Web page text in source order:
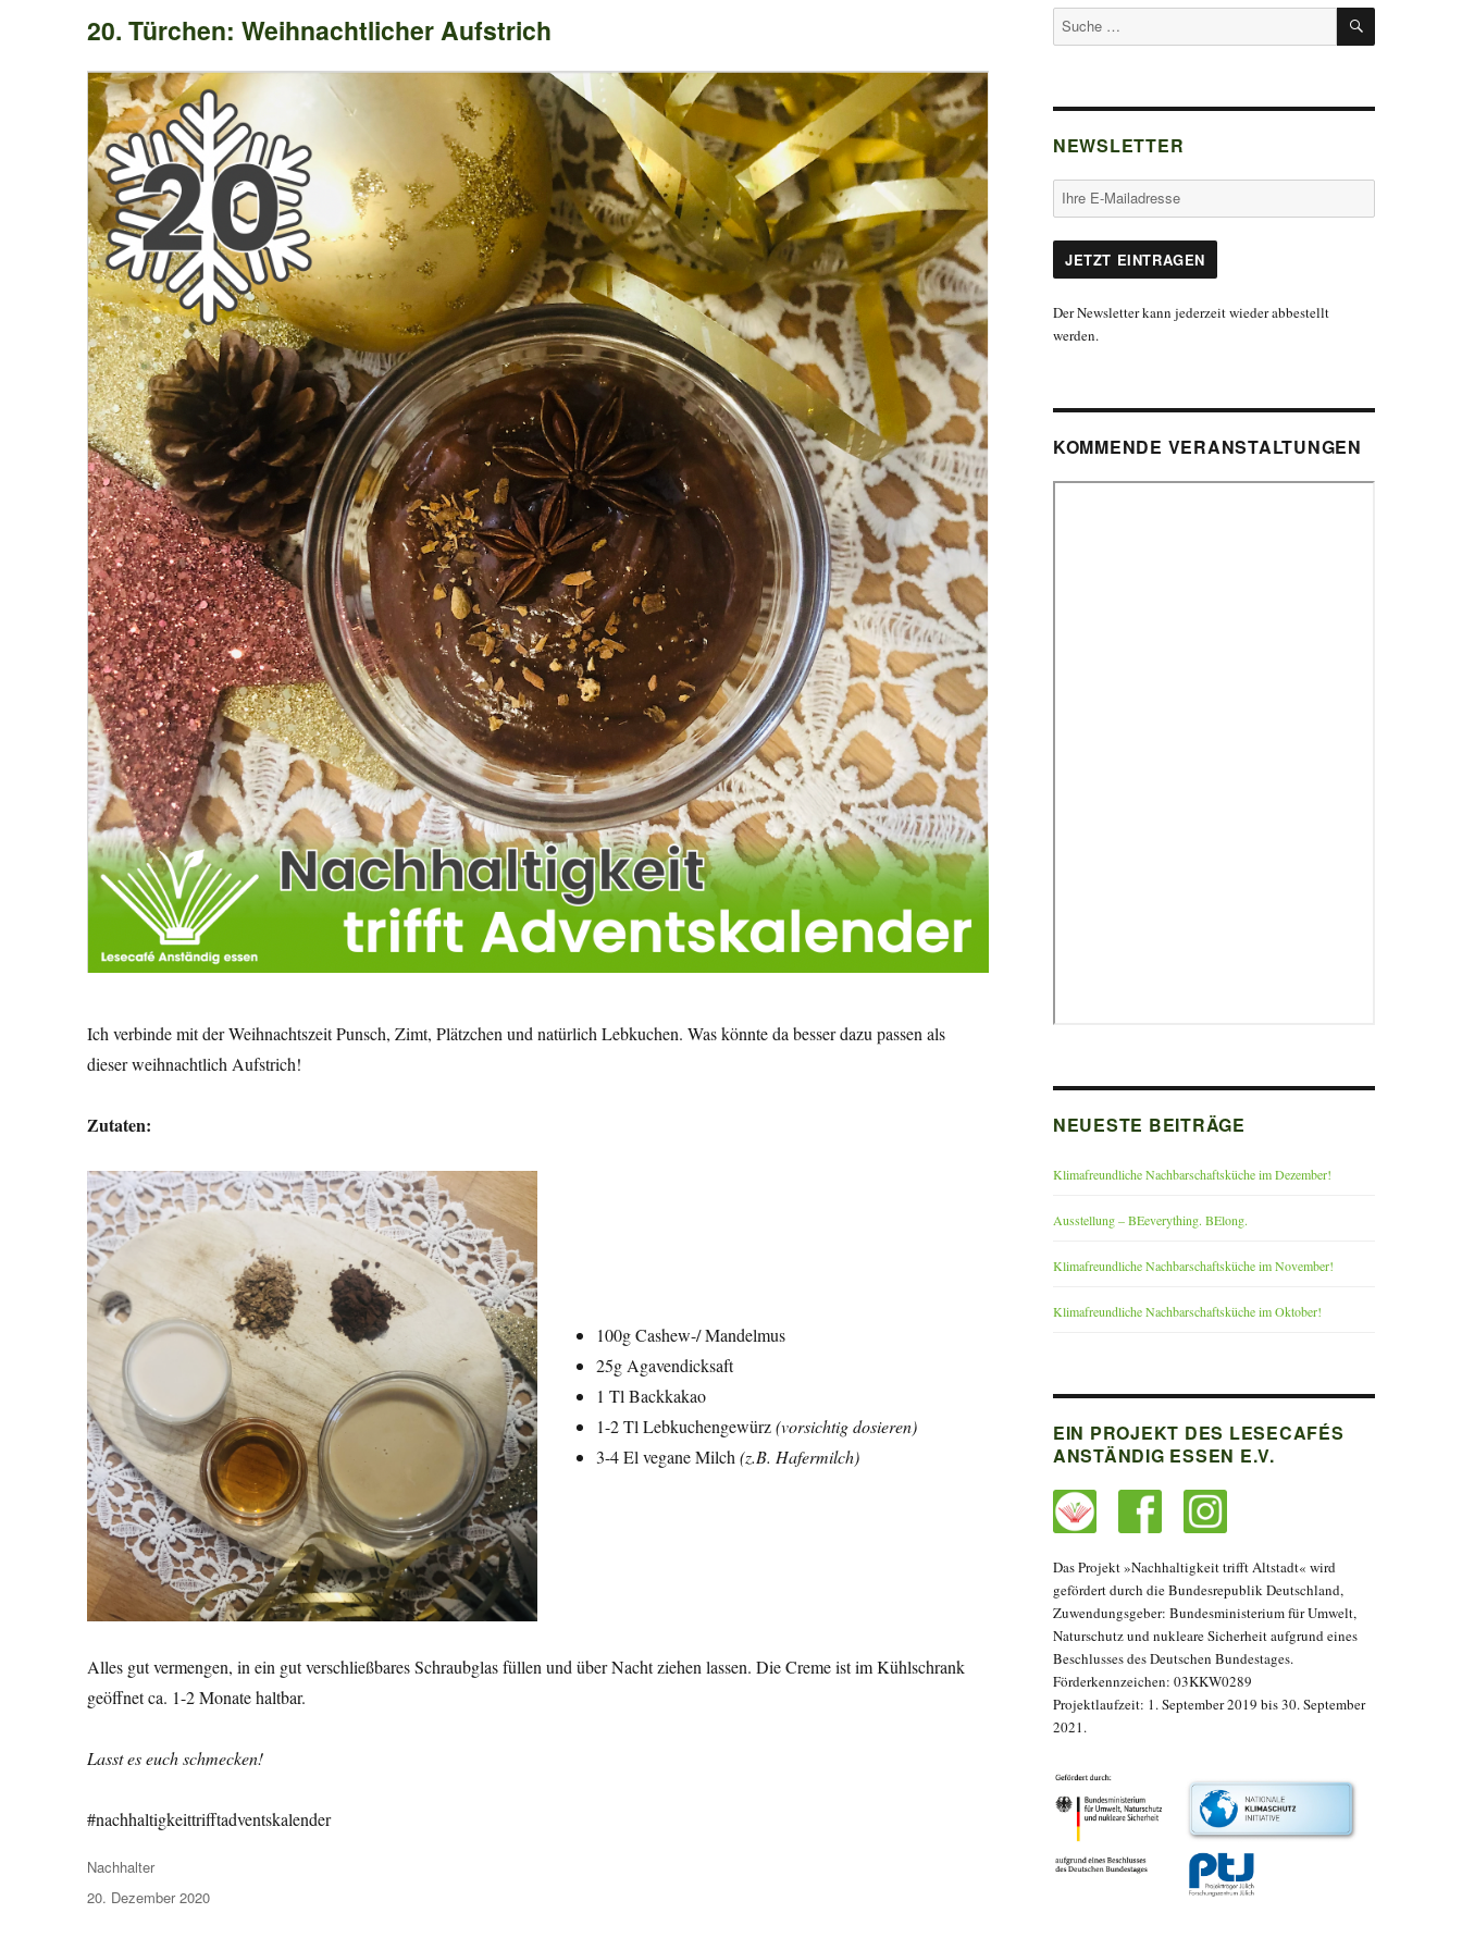
20. Türchen: Weihnachtlicher Aufstrich
Ich verbinde mit der Weihnachtszeit Punsch, Zimt, Plätzchen und natürlich Lebkuchen. Was könnte da besser dazu passen als
dieser weihnachtlich Aufstrich!
Zutaten:
100g Cashew-/ Mandelmus
25g Agavendicksaft
1 Tl Backkakao
1-2 Tl Lebkuchengewürz(vorsichtig dosieren)
3-4 El vegane Milch (z.B. Hafermilch)
Alles gut vermengen, in ein gut verschließbares Schraubglas füllen und über Nacht ziehen lassen. Die Creme ist im Kühlschrank
geöffnet ca. 1-2 Monate haltbar.
Lasst es euch schmecken!
#nachhaltigkeittrifftadventskalender
Autor
Nachhalter
Veröffentlicht
20. Dezember 2020
Suche
nach:
SUCHEN
NEWSLETTER
Der Newsletter kann jederzeit wieder abbestellt
werden.
KOMMENDE VERANSTALTUNGEN
NEUESTE BEITRÄGE
Klimafreundliche Nachbarschaftsküche im Dezember!
Ausstellung – BEeverything. BElong.
Klimafreundliche Nachbarschaftsküche im November!
Klimafreundliche Nachbarschaftsküche im Oktober!
EIN PROJEKT DES LESECAFÉS
ANSTÄNDIG ESSEN E.V.
Das Projekt »Nachhaltigkeit trifft Altstadt« wird
gefördert durch die Bundesrepublik Deutschland,
Zuwendungsgeber: Bundesministerium für Umwelt,
Naturschutz und nukleare Sicherheit aufgrund eines
Beschlusses des Deutschen Bundestages.
Förderkennzeichen: 03KKW0289
Projektlaufzeit: 1. September 2019 bis 30. September
2021.